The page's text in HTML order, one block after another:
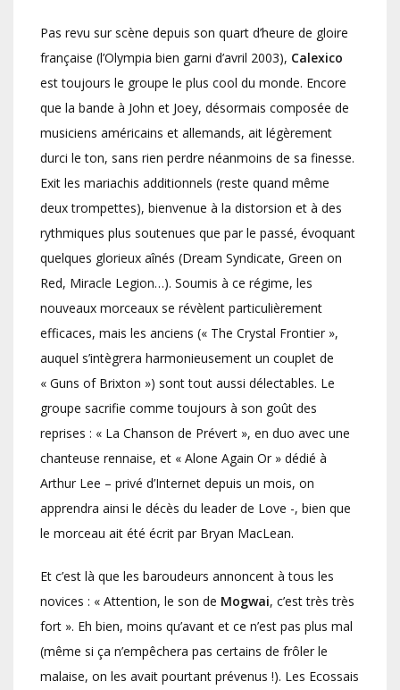
Pas revu sur scène depuis son quart d’heure de gloire
française (l’Olympia bien garni d’avril 2003), Calexico
est toujours le groupe le plus cool du monde. Encore
que la bande à John et Joey, désormais composée de
musiciens américains et allemands, ait légèrement
durci le ton, sans rien perdre néanmoins de sa finesse.
Exit les mariachis additionnels (reste quand même
deux trompettes), bienvenue à la distorsion et à des
rythmiques plus soutenues que par le passé, évoquant
quelques glorieux aînés (Dream Syndicate, Green on
Red, Miracle Legion…). Soumis à ce régime, les
nouveaux morceaux se révèlent particulièrement
efficaces, mais les anciens (« The Crystal Frontier »,
auquel s’intègrera harmonieusement un couplet de
« Guns of Brixton ») sont tout aussi délectables. Le
groupe sacrifie comme toujours à son goût des
reprises : « La Chanson de Prévert », en duo avec une
chanteuse rennaise, et « Alone Again Or » dédié à
Arthur Lee – privé d’Internet depuis un mois, on
apprendra ainsi le décès du leader de Love -, bien que
le morceau ait été écrit par Bryan MacLean.
Et c’est là que les baroudeurs annoncent à tous les
novices : « Attention, le son de Mogwai, c’est très très
fort ». Eh bien, moins qu’avant et ce n’est pas plus mal
(même si ça n’empêchera pas certains de frôler le
malaise, on les avait pourtant prévenus !). Les Ecossais